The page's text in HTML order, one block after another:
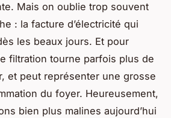
Mais on oublie trop souvent
: la facture d’électricité qui
les beaux jours. Et pour
filtration tourne parfois plus de
et peut représenter une grosse
du foyer. Heureusement,
bien plus malines aujourd’hui